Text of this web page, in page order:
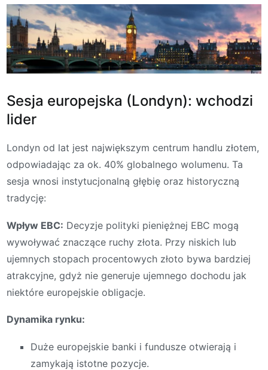
Sesja europejska (Londyn): wchodzi
lider
Londyn od lat jest największym centrum handlu złotem,
odpowiadając za ok. 40% globalnego wolumenu. Ta
sesja wnosi instytucjonalną głębię oraz historyczną
tradycję:
Wpływ EBC: Decyzje polityki pieniężnej EBC mogą
wywoływać znaczące ruchy złota. Przy niskich lub
ujemnych stopach procentowych złoto bywa bardziej
atrakcyjne, gdyż nie generuje ujemnego dochodu jak
niektóre europejskie obligacje.
Dynamika rynku:
Duże europejskie banki i fundusze otwierają i
zamykają istotne pozycje.